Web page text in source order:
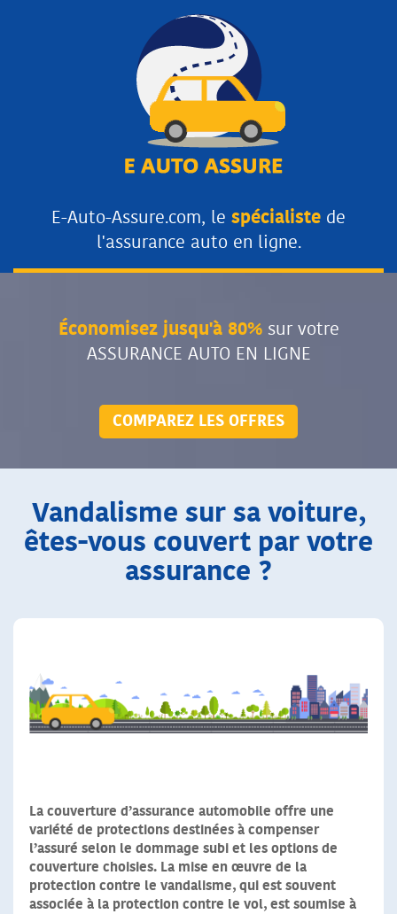
E-Auto-Assure.com, le spécialiste de
l'assurance auto en ligne.
Économisez jusqu'à 80% sur votre
ASSURANCE AUTO EN LIGNE
COMPAREZ LES OFFRES
Vandalisme sur sa voiture,
êtes-vous couvert par votre
assurance ?
La couverture d’assurance automobile offre une
variété de protections destinées à compenser
l’assuré selon le dommage subi et les options de
couverture choisies. La mise en œuvre de la
protection contre le vandalisme, qui est souvent
associée à la protection contre le vol, est soumise à